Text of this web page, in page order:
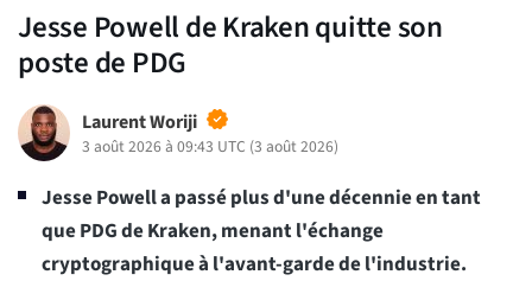
Jesse Powell de Kraken quitte son
poste de PDG
Laurent Woriji
3 août 2026 à 09:43 UTC (3 août 2026)
Jesse Powell a passé plus d'une décennie en tant
que PDG de Kraken, menant l'échange
cryptographique à l'avant-garde de l'industrie.